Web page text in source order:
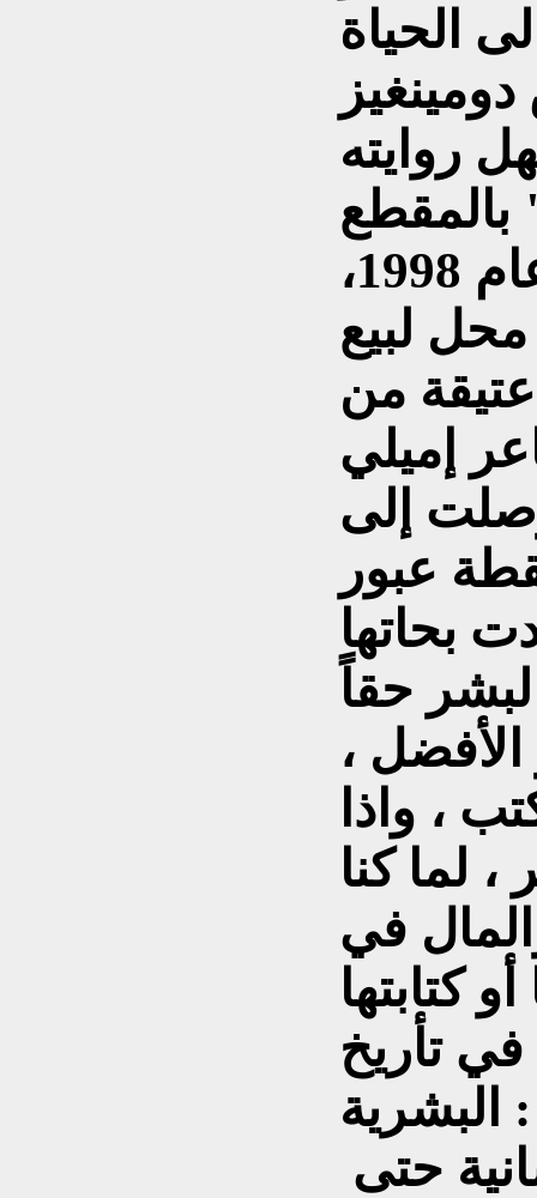
) يستهل روايته
بالمقطع
التالي : " في ربيع عام 1998،
لبيع
من
إميلي
إلى
عبور
بحاتها
الأفضل ،
، واذا
، لما كنا
في
في تأريخ
البشرية :